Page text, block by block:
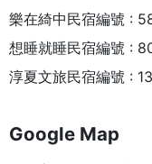
樂在綺中民宿編號 :
想睡就睡民宿編號 :
淳夏文旅民宿編號 :
Google Map